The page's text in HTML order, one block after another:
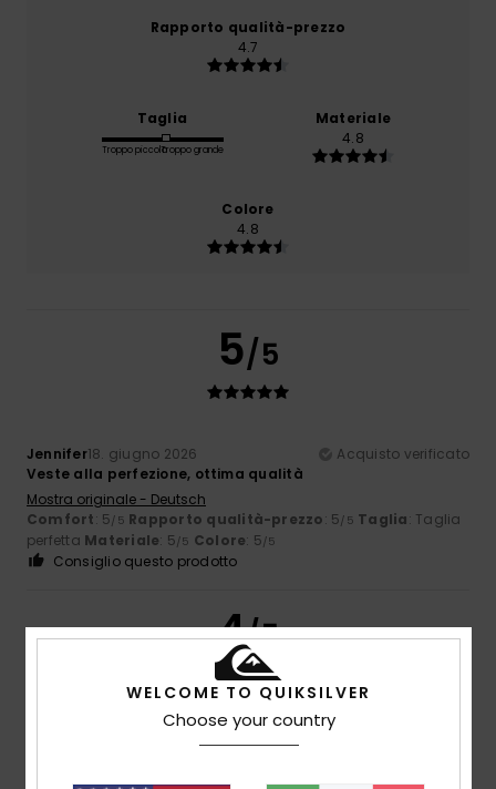
Rapporto qualità-prezzo
4.7
Taglia
Troppo piccoloTroppo grande
Materiale
4.8
Colore
4.8
5/5
Jennifer18. giugno 2026
Acquisto verificato
Veste alla perfezione, ottima qualità
Mostra originale - Deutsch
Comfort: 5/5 Rapporto qualità-prezzo: 5/5 Taglia: Taglia
perfetta Materiale: 5/5 Colore: 5/5
Consiglio questo prodotto
4/5
WELCOME TO QUIKSILVER
Choose your country